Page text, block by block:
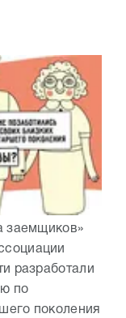
заемщиков»
разработали
по
поколения